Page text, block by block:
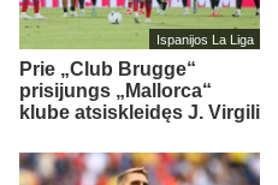
Ispanijos La Liga
Prie „Club Brugge“
prisijungs „Mallorca“
klube atsiskleidęs J. Virgili